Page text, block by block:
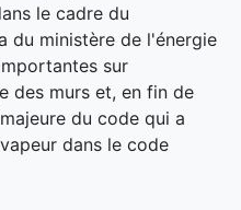
le cadre du
du ministère de l'énergie
sur
des murs et, en fin de
du code qui a
dans le code